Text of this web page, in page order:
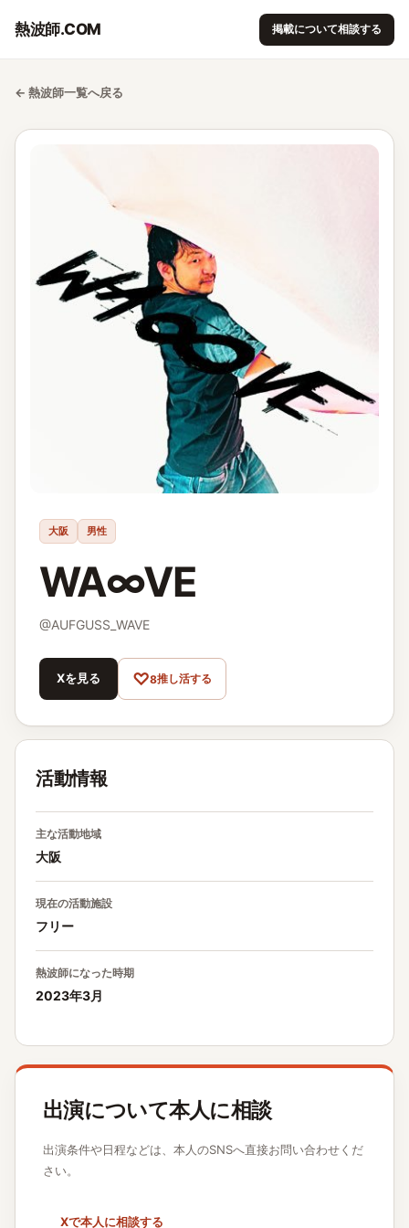
熱波師.COM 掲載について相談する
← 熱波師一覧へ戻る
大阪 男性
WA∞VE
@AUFGUSS_WAVE
Xを見る ♡8推し活する
活動情報
主な活動地域
大阪
現在の活動施設
フリー
熱波師になった時期
2023年3月
出演について本人に相談
出演条件や日程などは、本人のSNSへ直接お問い合わせくだ
さい。
Xで本人に相談する